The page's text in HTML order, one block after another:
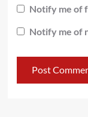
Notify me of
Notify me of